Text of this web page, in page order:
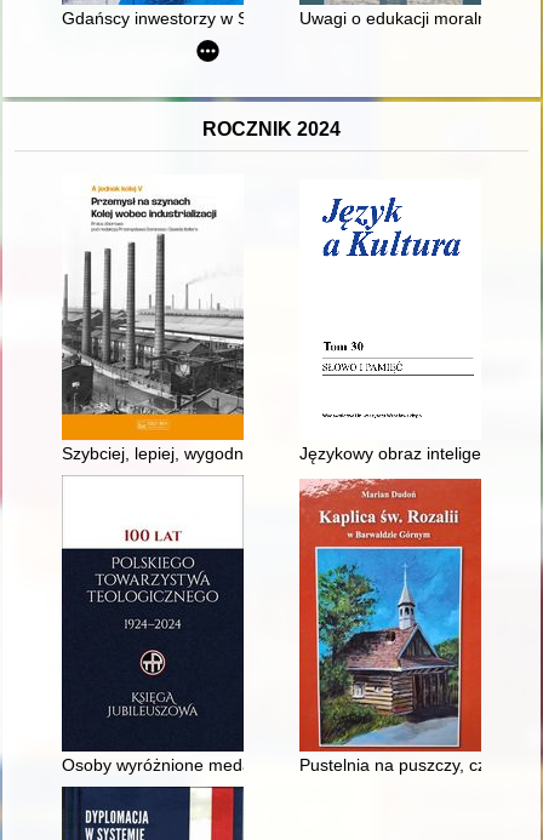
Gdańscy inwestorzy w Sopocie : prestiż finansowy i
Uwagi o edukacji moralnej
ROCZNIK 2024
Szybciej, lepiej, wygodniej : o modernizacji trakcji kolejowej w
Językowy obraz inteligencji
Osoby wyróżnione medalem "Bene Merenti" Polskiego
Pustelnia na puszczy, czyli